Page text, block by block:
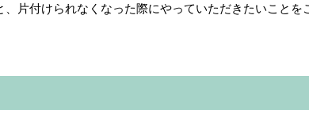
片付けられなくなった際にやっていただきたいことを